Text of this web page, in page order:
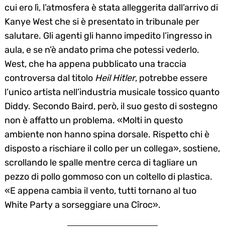
cui ero lì, l’atmosfera è stata alleggerita dall’arrivo di
Kanye West che si è presentato in tribunale per
salutare. Gli agenti gli hanno impedito l’ingresso in
aula, e se n’è andato prima che potessi vederlo.
West, che ha appena pubblicato una traccia
controversa dal titolo Heil Hitler, potrebbe essere
l’unico artista nell’industria musicale tossico quanto
Diddy. Secondo Baird, però, il suo gesto di sostegno
non è affatto un problema. «Molti in questo
ambiente non hanno spina dorsale. Rispetto chi è
disposto a rischiare il collo per un collega», sostiene,
scrollando le spalle mentre cerca di tagliare un
pezzo di pollo gommoso con un coltello di plastica.
«E appena cambia il vento, tutti tornano al tuo
White Party a sorseggiare una Cîroc».